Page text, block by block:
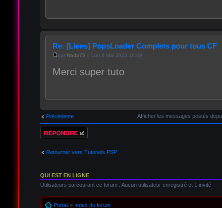
Re: [Liens] PopsLoader Complets pour tous CF
par Nada75 » Lun 8 Mai 2023 19:49
Merci super tuto
Précédente Afficher les messages postés
Répondre
Retourner vers Tutoriels PSP
QUI EST EN LIGNE
Utilisateurs parcourant ce forum : Aucun utilisateur enregistré et 1 invité
Portail» Index du forum